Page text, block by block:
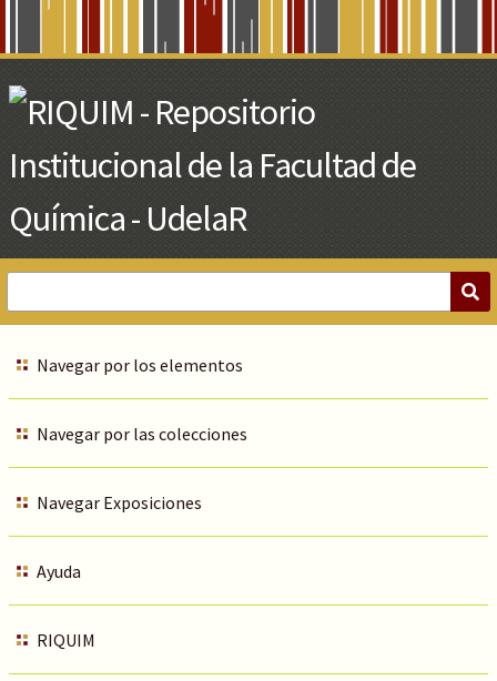
Main
Content
Navegar por los elementos
Navegar por las colecciones
Navegar Exposiciones
Ayuda
RIQUIM